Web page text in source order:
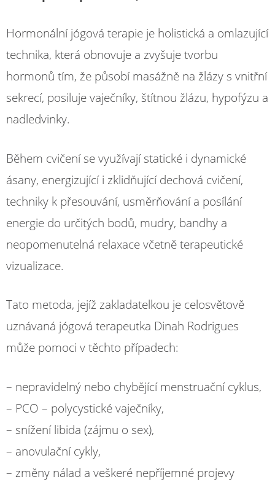
Hormonální jógová terapie je holistická a omlazující
technika, která obnovuje a zvyšuje tvorbu
hormonů tím, že působí masážně na žlázy s vnitřní
sekrecí, posiluje vaječníky, štítnou žlázu, hypofýzu a
nadledvinky.
Během cvičení se využívají statické i dynamické
ásany, energizující i zklidňující dechová cvičení,
techniky k přesouvání, usměrňování a posílání
energie do určitých bodů, mudry, bandhy a
neopomenutelná relaxace včetně terapeutické
vizualizace.
Tato metoda, jejíž zakladatelkou je celosvětově
uznávaná jógová terapeutka Dinah Rodrigues
může pomoci v těchto případech:
– nepravidelný nebo chybějící menstruační cyklus,
– PCO – polycystické vaječníky,
– snížení libida (zájmu o sex),
– anovulační cykly,
– změny nálad a veškeré nepříjemné projevy